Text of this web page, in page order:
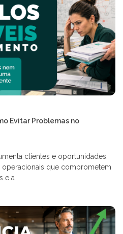
Evitar Problemas no
clientes e oportunidades,
que comprometem
e a